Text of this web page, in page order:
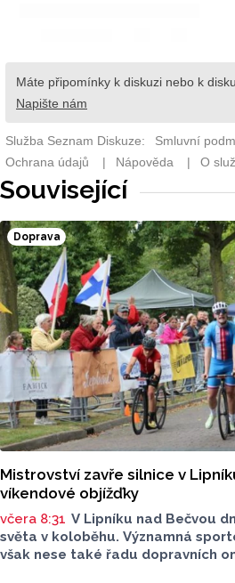
Související
Doprava
Mistrovství zavře silnice v
víkendové objížďky
včera 8:31 V Lipníku nad Bečvou
světa v koloběhu. Významná
však nese také řadu dopravních